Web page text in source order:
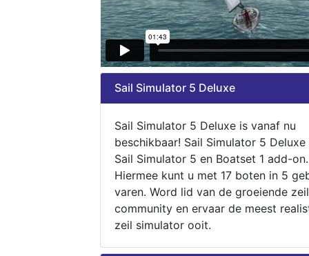
Sail Simulator 5 Deluxe
Sail Simulator 5 Deluxe is vanaf nu
beschikbaar! Sail Simulator 5
Sail Simulator 5 en Boatset 1 add-on.
Hiermee kunt u met 17 boten in 5
varen. Word lid van de groeiende zeil
community en ervaar de meest
zeil simulator ooit.